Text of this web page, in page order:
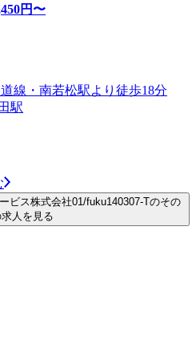
円〜
線・南若松駅より徒歩18分
駅
ビス株式会社01/fuku140307-Tのその
人を見る